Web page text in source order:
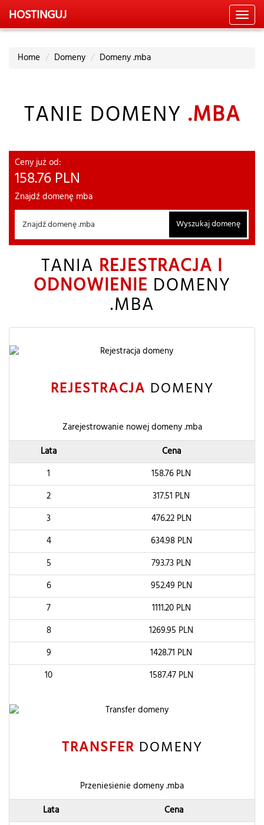
HOSTINGUJ
Home Domeny Domeny .mba
TANIE DOMENY .MBA
Ceny już od:
158.76 PLN
Znajdź domenę mba
Wyszukaj domenę
TANIA REJESTRACJA I
ODNOWIENIE DOMENY
.MBA
REJESTRACJA DOMENY
Zarejestrowanie nowej domeny .mba
Lata
Cena
1
158.76 PLN
2
317.51 PLN
3
476.22PLN
4
634.98PLN
5
793.73 PLN
6
952.49 PLN
7
1111.20PLN
8
1269.95 PLN
9
1428.71 PLN
10
1587.47PLN
TRANSFER DOMENY
Przeniesienie domeny .mba
Lata
Cena